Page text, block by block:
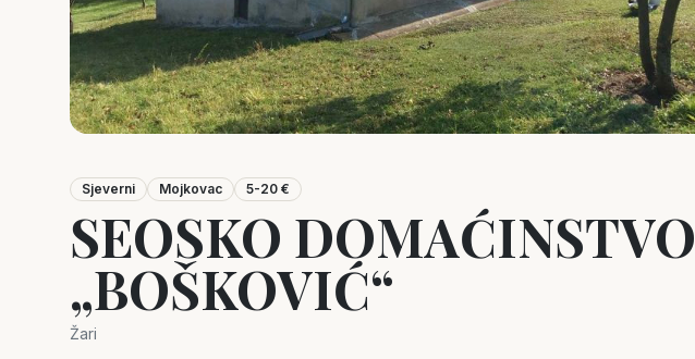
Sjeverni Mojkovac 5-20 €
SEOSKO DOMAĆINSTVO
„BOŠKOVIĆ“
Žari